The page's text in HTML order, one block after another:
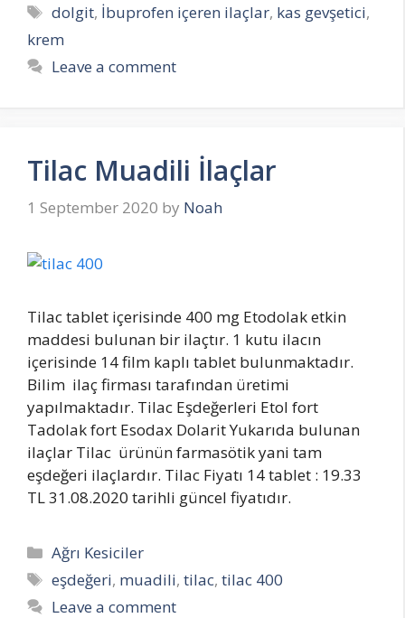
Tags
dolgit, İbuprofen içeren ilaçlar, kas gevşetici,
krem
Leave a comment
Tilac Muadili İlaçlar
1 September 2020 by Noah
Tilac tablet içerisinde 400 mg Etodolak etkin
maddesi bulunan bir ilaçtır. 1 kutu ilacın
içerisinde 14 film kaplı tablet bulunmaktadır.
Bilim ilaç firması tarafından üretimi
yapılmaktadır. Tilac Eşdeğerleri Etol fort
Tadolak fort Esodax Dolarit Yukarıda bulunan
ilaçlar Tilac ürünün farmasötik yani tam
eşdeğeri ilaçlardır. Tilac Fiyatı 14 tablet : 19.33
TL 31.08.2020 tarihli güncel fiyatıdır.
Categories
Ağrı Kesiciler
Tags
eşdeğeri, muadili,tilac,tilac 400
Leave a comment